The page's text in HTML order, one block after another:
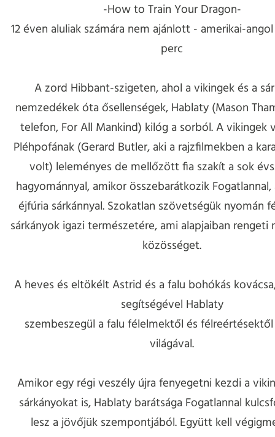
-How to Train Your Dragon-
12 éven aluliak számára nem ajánlott - amerikai-
perc
A zord Hibbant-szigeten, ahol a vikingek és a
nemzedékek óta ősellenségek, Hablaty (Mason
telefon, For All Mankind) kilóg a sorból. A vikingek
Pléhpofának (Gerard Butler, aki a rajzfilmekben a
volt) leleményes de mellőzött fia szakít a sok
hagyománnyal, amikor összebarátkozik
éjfúria sárkánnyal. Szokatlan szövetségük nyomán
sárkányok igazi természetére, ami alapjaiban rengeti
közösséget.
A heves és eltökélt Astrid és a falu bohókás
segítségével Hablaty
szembeszegül a falu félelmektől és
világával.
Amikor egy régi veszély újra fenyegetni kezdi a
sárkányokat is, Hablaty barátsága Fogatlannal
lesz a jövőjük szempontjából. Együtt kell